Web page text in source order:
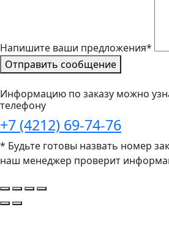
Напишите ваши предложения*
Отправить сообщение
Информацию по заказу можно
телефону
+7 (4212) 69-74-76
* Будьте готовы назвать номер
наш менеджер проверит